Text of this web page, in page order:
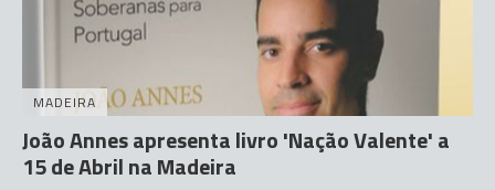
MADEIRA
João Annes apresenta livro 'Nação Valente' a
15 de Abril na Madeira